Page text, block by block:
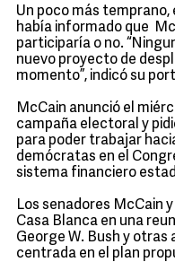
Un poco más temprano,
había informado que
participaría o no.
nuevo proyecto de
momento”, indicó su
McCain anunció el
campaña electoral y
para poder trabajar
demócratas en el
sistema financiero
Los senadores McCain
Casa Blanca en una
George W. Bush y otras
centrada en el plan